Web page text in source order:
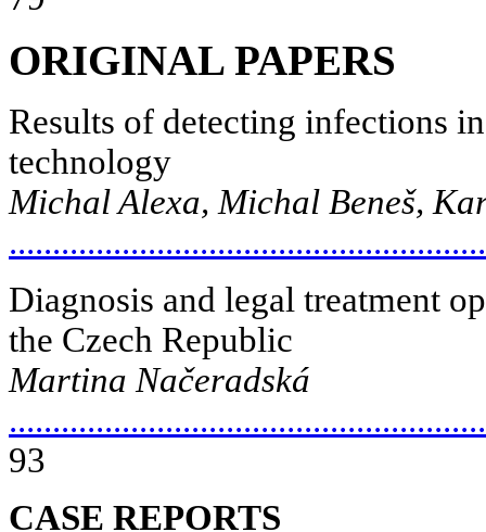
ORIGINAL PAPERS
Results of detecting infections
technology
Michal Alexa, Michal Beneš,
Diagnosis and legal treatment
the Czech Republic
Martina Načeradská
93
CASE REPORTS